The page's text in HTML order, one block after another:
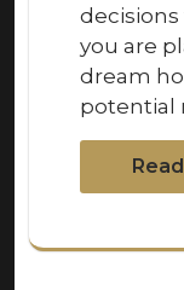
you are
dream
potential